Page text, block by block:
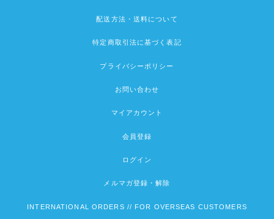
配送方法・送料について
特定商取引法に基づく表記
プライバシーポリシー
お問い合わせ
マイアカウント
会員登録
ログイン
メルマガ登録・解除
INTERNATIONAL ORDERS // FOR OVERSEAS CUSTOMERS